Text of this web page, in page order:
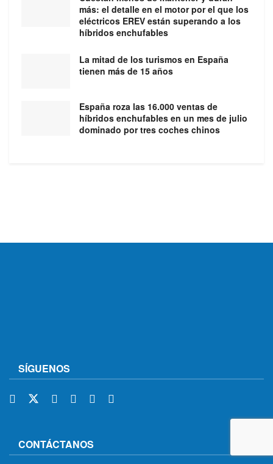
más: el detalle en el motor por el que los
eléctricos EREV están superando a los
híbridos enchufables
La mitad de los turismos en España
tienen más de 15 años
España roza las 16.000 ventas de
híbridos enchufables en un mes de julio
dominado por tres coches chinos
SÍGUENOS
CONTÁCTANOS